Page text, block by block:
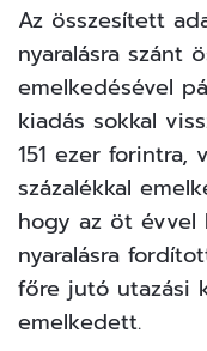
Az összesített
nyaralásra szánt
emelkedésével
kiadás sokkal
151 ezer
százalékkal
hogy az öt évvel
nyaralásra
főre jutó utazási
emelkedett.